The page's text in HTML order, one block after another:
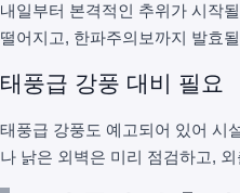
내일부터 본격적인 추위가 시작
떨어지고, 한파주의보까지 발효
태풍급 강풍 대비 필요
태풍급 강풍도 예고되어 있어 시
나 낡은 외벽은 미리 점검하고,